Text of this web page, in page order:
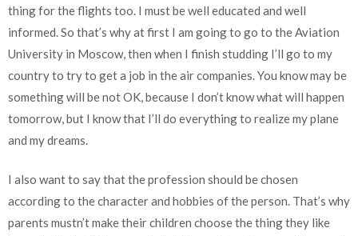
thing for the flights too. I must be well educated and well
informed. So that’s why at first I am going to go to the Aviation
University in Moscow, then when I finish studding I’ll go to my
country to try to get a job in the air companies. You know may be
something will be not OK, because I don’t know what will happen
tomorrow, but I know that I’ll do everything to realize my plane
and my dreams.
I also want to say that the profession should be chosen
according to the character and hobbies of the person. That’s why
parents mustn’t make their children choose the thing they like